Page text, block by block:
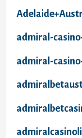
admiral-
admiral-